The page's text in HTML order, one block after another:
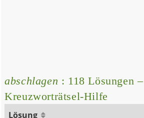
abschlagen : 118 Lösungen –
Kreuzworträtsel-Hilfe
Lösung